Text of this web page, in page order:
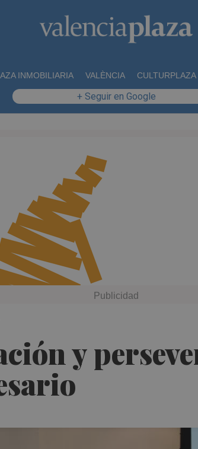
INMOBILIARIA VALÈNCIA CULTURPLAZA
+ Seguir en Google
y